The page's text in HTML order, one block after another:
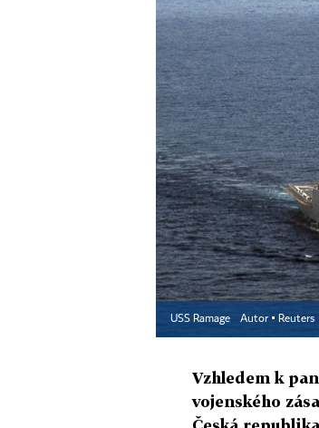
USS Ramage Autor ▪ Reuters
Vzhledem k
vojenského